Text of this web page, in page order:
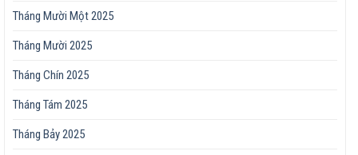
Tháng Mười Một 2025
Tháng Mười 2025
Tháng Chín 2025
Tháng Tám 2025
Tháng Bảy 2025